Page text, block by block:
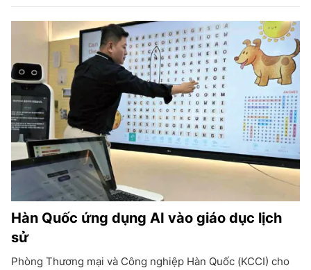
Hàn Quốc ứng dụng AI vào giáo dục lịch
sử
Phòng Thương mại và Công nghiệp Hàn Quốc (KCCI) cho